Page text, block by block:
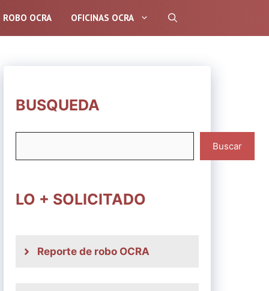
ROBO OCRA OFICINAS OCRA
BUSQUEDA
Buscar
LO + SOLICITADO
Reporte de robo OCRA